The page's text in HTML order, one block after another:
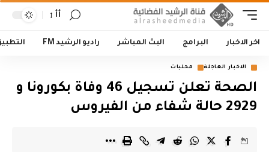
أأ
اخر الاخبار البرامج البث المباشر راديو الرشيد FM
الاخبار العاجلة محليات
الصحة تعلن تسجيل 46 وفاة بكورونا و
2929 حالة شفاء من الفيروس